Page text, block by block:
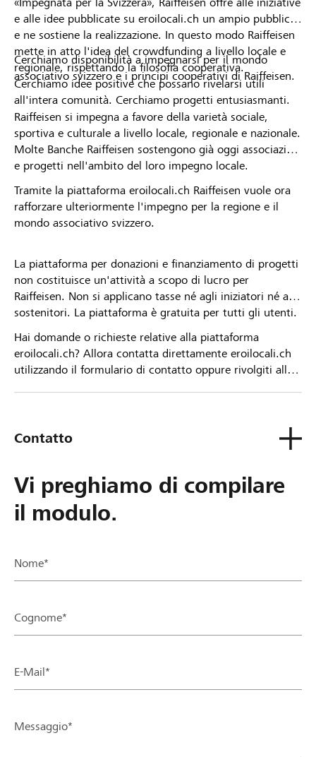
e alle idee pubblicate su eroilocali.ch un ampio pubblico
e ne sostiene la realizzazione. In questo modo Raiffeisen
mette in atto l'idea del crowdfunding a livello locale e
regionale, rispettando la filosofia cooperativa.
Cerchiamo idee positive che possano rivelarsi utili
all'intera comunità. Cerchiamo progetti entusiasmanti.
Cerchiamo disponibilità a impegnarsi per il mondo
associativo svizzero e i principi cooperativi di Raiffeisen.
Raiffeisen si impegna a favore della varietà sociale,
sportiva e culturale a livello locale, regionale e nazionale.
Molte Banche Raiffeisen sostengono già oggi associazioni
e progetti nell'ambito del loro impegno locale.
Tramite la piattaforma eroilocali.ch Raiffeisen vuole ora
rafforzare ulteriormente l'impegno per la regione e il
mondo associativo svizzero.
La piattaforma per donazioni e finanziamento di progetti
non costituisce un'attività a scopo di lucro per
Raiffeisen. Non si applicano tasse né agli iniziatori né ai
sostenitori. La piattaforma è gratuita per tutti gli utenti.
Hai domande o richieste relative alla piattaforma
eroilocali.ch? Allora contatta direttamente eroilocali.ch
utilizzando il formulario di contatto oppure rivolgiti alla
Contatto
Vi preghiamo di compilare
il modulo.
Nome*
Cognome*
E-Mail*
Messaggio*